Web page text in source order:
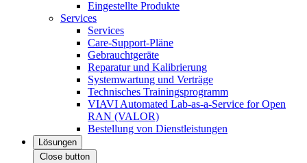
Eingestellte Produkte
Services
Services
Care-Support-Pläne
Gebrauchtgeräte
Reparatur und Kalibrierung
Systemwartung und Verträge
Technisches Trainingsprogramm
VIAVI Automated Lab-as-a-Service for Open
RAN (VALOR)
Bestellung von Dienstleistungen
Lösungen
Close button